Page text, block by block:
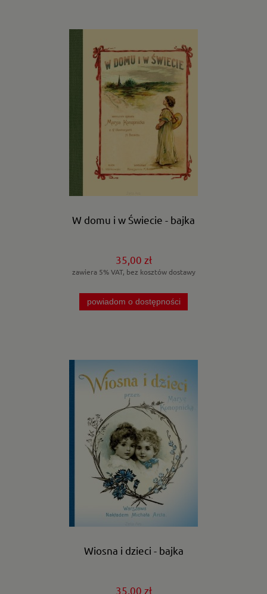
W domu i w Świecie - bajka
35,00 zł
zawiera 5% VAT, bez kosztów dostawy
powiadom o dostępności
Wiosna i dzieci - bajka
35,00 zł